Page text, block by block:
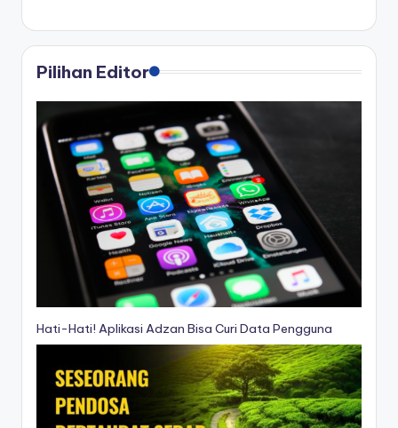
Pilihan Editor
Hati-Hati! Aplikasi Adzan Bisa Curi Data Pengguna